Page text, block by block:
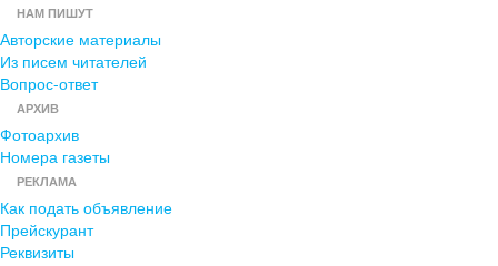
НАМ ПИШУТ
Авторские материалы
Из писем читателей
Вопрос-ответ
АРХИВ
Фотоархив
Номера газеты
РЕКЛАМА
Как подать объявление
Прейскурант
Реквизиты